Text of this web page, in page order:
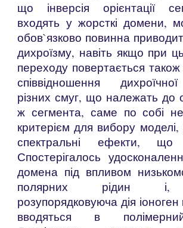
що інверсія орієнтації
входять у жорсткі домени,
обов`язково повинна
дихроїзму, навіть якщо при
переходу повертається
співвідношення
різних смуг, що належать до
ж сегмента, саме по собі
критерієм для вибору
спектральні ефекти, що
Спостерігалось
домена під впливом
полярних рідин і,
розупорядковуюча дія
вводяться в